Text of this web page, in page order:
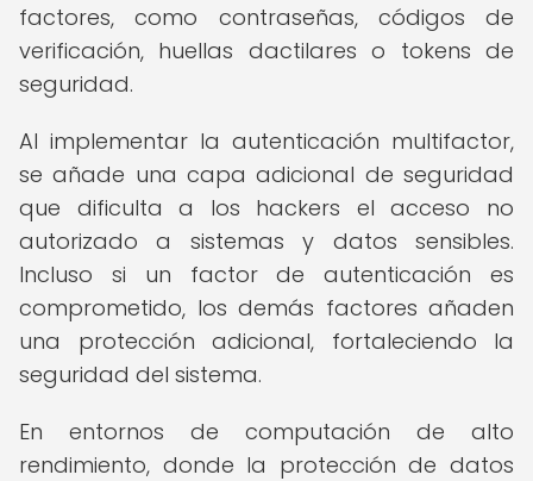
factores, como contraseñas, códigos de
verificación, huellas dactilares o tokens de
seguridad.
Al implementar la autenticación multifactor,
se añade una capa adicional de seguridad
que dificulta a los hackers el acceso no
autorizado a sistemas y datos sensibles.
Incluso si un factor de autenticación es
comprometido, los demás factores añaden
una protección adicional, fortaleciendo la
seguridad del sistema.
En entornos de computación de alto
rendimiento, donde la protección de datos